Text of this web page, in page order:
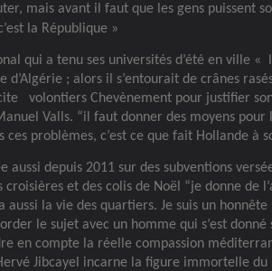
mais avant il faut que les gens puissent
la République »
qui a tenu ses universités d’été en ville «
d’Algérie ; alors il s’entourait de crânes
volontiers Chevènement pour justifier
Valls. “il faut donner des moyens
ces problèmes, c’est ce que fait Hollande à
aussi depuis 2011 sur des subventions
croisières et des colis de Noël “je donne de
aussi la vie des quartiers. Je suis un
le sujet avec un homme qui s’est donné
en compte la réelle compassion
Jibcayel incarne la figure immortelle